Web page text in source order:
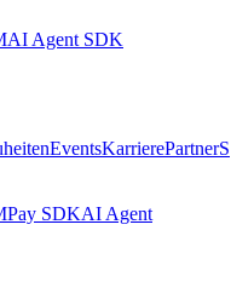
AI Agent SDK
EventsKarrierePartnerS
Pay SDKAI Agent